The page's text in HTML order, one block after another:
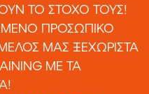
ΤΟ ΣΤΟΧΟ ΤΟΥΣ!
ΠΡΟΣΩΠΙΚΟ
ΜΑΣ ΞΕΧΩΡΙΣΤΑ
ΜΕ ΤΑ